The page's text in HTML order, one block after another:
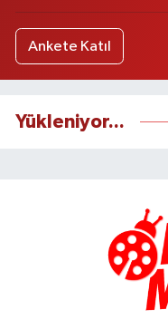
Ankete Katıl
Yükleniyor...